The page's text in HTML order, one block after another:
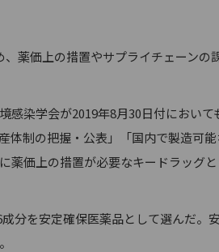
薬価上の措置やサプライチェーンの
染学会が2019年8月30日付において
体制の把握・公表」「国内で製造可
薬価上の措置が必要なキードラッグ
分を安定確保医薬品として選んだ。